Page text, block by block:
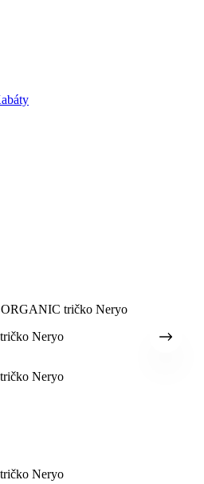
ORGANIC tričko Neryo